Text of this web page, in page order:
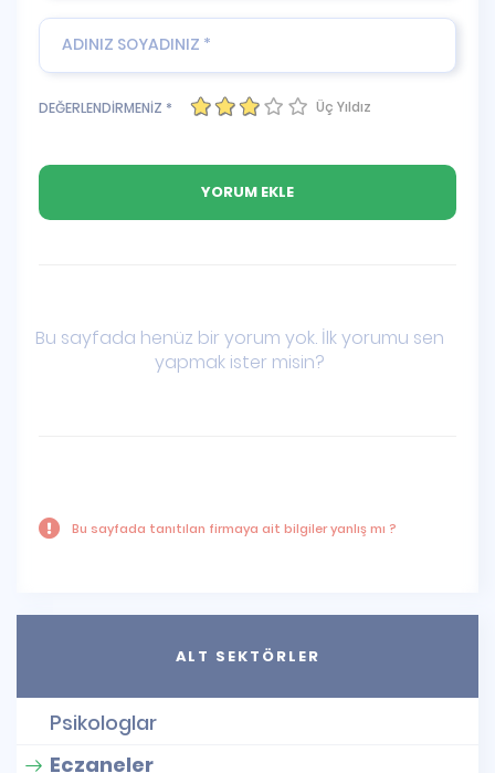
DEĞERLENDİRMENİZ * Üç Yıldız
Bu sayfada henüz bir yorum yok. İlk yorumu sen
yapmak ister misin?
Bu sayfada tanıtılan firmaya ait bilgiler yanlış mı ?
ALT SEKTÖRLER
Psikologlar
Eczaneler